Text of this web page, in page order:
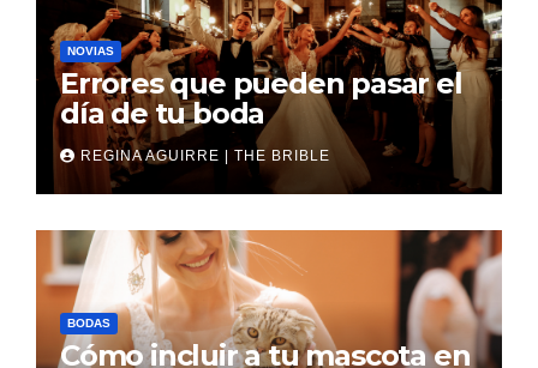
NOVIAS
Errores que pueden pasar el
día de tu boda
REGINA AGUIRRE | THE BRIBLE
BODAS
Cómo incluir a tu mascota en